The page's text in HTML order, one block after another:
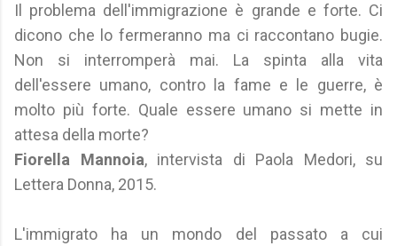
Il problema dell'immigrazione è grande e forte. Ci
dicono che lo fermeranno ma ci raccontano bugie.
Non si interromperà mai. La spinta alla vita
dell'essere umano, contro la fame e le guerre, è
molto più forte. Quale essere umano si mette in
attesa della morte?
Fiorella Mannoia, intervista di Paola Medori, su
Lettera Donna, 2015.
L'immigrato ha un mondo del passato a cui